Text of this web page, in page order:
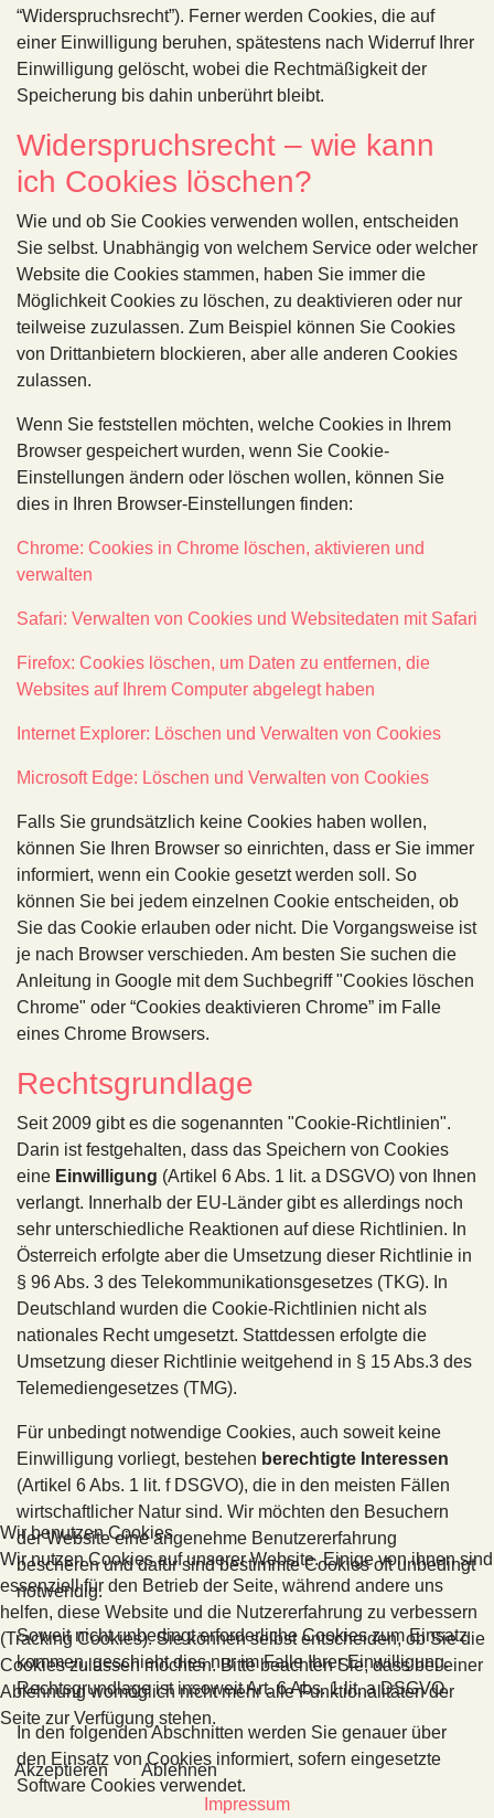
“Widerspruchsrecht”). Ferner werden Cookies, die auf
einer Einwilligung beruhen, spätestens nach Widerruf Ihrer
Einwilligung gelöscht, wobei die Rechtmäßigkeit der
Speicherung bis dahin unberührt bleibt.
Widerspruchsrecht – wie kann
ich Cookies löschen?
Wie und ob Sie Cookies verwenden wollen, entscheiden
Sie selbst. Unabhängig von welchem Service oder welcher
Website die Cookies stammen, haben Sie immer die
Möglichkeit Cookies zu löschen, zu deaktivieren oder nur
teilweise zuzulassen. Zum Beispiel können Sie Cookies
von Drittanbietern blockieren, aber alle anderen Cookies
zulassen.
Wenn Sie feststellen möchten, welche Cookies in Ihrem
Browser gespeichert wurden, wenn Sie Cookie-
Einstellungen ändern oder löschen wollen, können Sie
dies in Ihren Browser-Einstellungen finden:
Chrome: Cookies in Chrome löschen, aktivieren und
verwalten
Safari: Verwalten von Cookies und Websitedaten mit Safari
Firefox: Cookies löschen, um Daten zu entfernen, die
Websites auf Ihrem Computer abgelegt haben
Internet Explorer: Löschen und Verwalten von Cookies
Microsoft Edge: Löschen und Verwalten von Cookies
Falls Sie grundsätzlich keine Cookies haben wollen,
können Sie Ihren Browser so einrichten, dass er Sie immer
informiert, wenn ein Cookie gesetzt werden soll. So
können Sie bei jedem einzelnen Cookie entscheiden, ob
Sie das Cookie erlauben oder nicht. Die Vorgangsweise ist
je nach Browser verschieden. Am besten Sie suchen die
Anleitung in Google mit dem Suchbegriff "Cookies löschen
Chrome" oder “Cookies deaktivieren Chrome” im Falle
eines Chrome Browsers.
Rechtsgrundlage
Seit 2009 gibt es die sogenannten "Cookie-Richtlinien".
Darin ist festgehalten, dass das Speichern von Cookies
eine Einwilligung (Artikel 6 Abs. 1 lit. a DSGVO) von Ihnen
verlangt. Innerhalb der EU-Länder gibt es allerdings noch
sehr unterschiedliche Reaktionen auf diese Richtlinien. In
Österreich erfolgte aber die Umsetzung dieser Richtlinie in
§ 96 Abs. 3 des Telekommunikationsgesetzes (TKG). In
Deutschland wurden die Cookie-Richtlinien nicht als
nationales Recht umgesetzt. Stattdessen erfolgte die
Umsetzung dieser Richtlinie weitgehend in § 15 Abs.3 des
Telemediengesetzes (TMG).
Für unbedingt notwendige Cookies, auch soweit keine
Einwilligung vorliegt, bestehen berechtigte Interessen
(Artikel 6 Abs. 1 lit. f DSGVO), die in den meisten Fällen
wirtschaftlicher Natur sind. Wir möchten den Besuchern
der Website eine angenehme Benutzererfahrung
bescheren und dafür sind bestimmte Cookies oft unbedingt
notwendig.
Soweit nicht unbedingt erforderliche Cookies zum Einsatz
kommen, geschieht dies nur im Falle Ihrer Einwilligung.
Rechtsgrundlage ist insoweit Art. 6 Abs. 1 lit. a DSGVO.
In den folgenden Abschnitten werden Sie genauer über
den Einsatz von Cookies informiert, sofern eingesetzte
Software Cookies verwendet.
Wir benutzen Cookies
Wir nutzen Cookies auf unserer Website. Einige von ihnen sind
essenziell für den Betrieb der Seite, während andere uns
helfen, diese Website und die Nutzererfahrung zu verbessern
(Tracking Cookies). Sie können selbst entscheiden, ob Sie die
Cookies zulassen möchten. Bitte beachten Sie, dass bei einer
Ablehnung womöglich nicht mehr alle Funktionalitäten der
Seite zur Verfügung stehen.
Akzeptieren
Ablehnen
Impressum